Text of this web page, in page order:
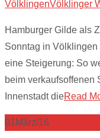
VölklingenVölklinger
Hamburger Gilde als
Sonntag in Völklingen
eine Steigerung: So
beim verkaufsoffenen
Innenstadt dieRead
01März/16